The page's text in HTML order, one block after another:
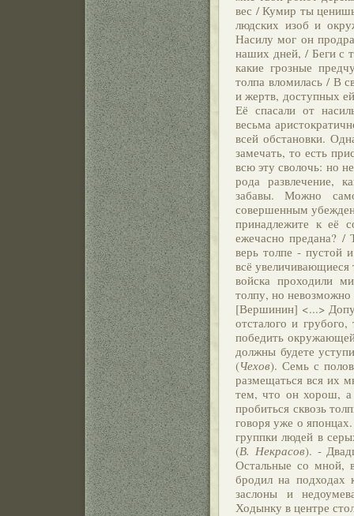
вес / Кумир ты
людских изоб и
Насилу мог он
наших дней, / Беги с
какие грозные
толпа вломилась / В
и жертв, доступных
Её спасали от
весьма
всей обстановки.
замечать, то есть
всю эту сволочь: но
рода развлечение,
забавы. Можно
совершенным
принадлежите к её
ежечасно предана?
верь толпе - пустой
всё увеличивающиеся
войска проходили
толпу, но
[Вершинин] <...>
отсталого и
победить
должны будете
(Чехов). Семь с
размещаться вся их
тем, что он хорош, а
пробиться сквозь
говоря уже о
группки людей в
(В. Некрасов). -
Остальные со мной,
бродил на подходах
заслоны и
Ходынку в центре